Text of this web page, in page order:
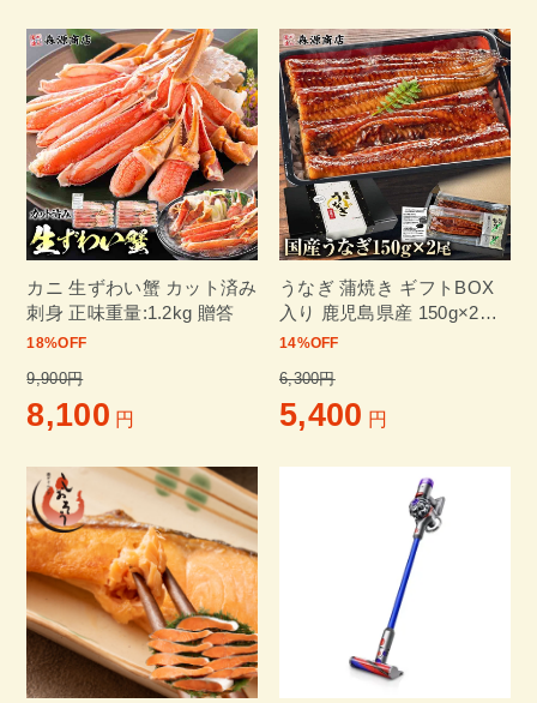
カニ 生ずわい蟹 カット済み
刺身 正味重量:1.2kg 贈答
18%OFF
9,900円
8,100 円
うなぎ 蒲焼き ギフトBOX
入り 鹿児島県産 150g×2尾
無投薬 国産
14%OFF
6,300円
5,400 円